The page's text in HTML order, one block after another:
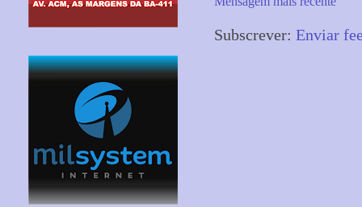
Subscrever: Enviar